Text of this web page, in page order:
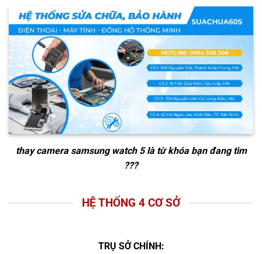
thay camera samsung watch 5là từ khóa bạn đang tìm
???
HỆ THỐNG 4 CƠ SỞ
TRỤ SỞ CHÍNH: